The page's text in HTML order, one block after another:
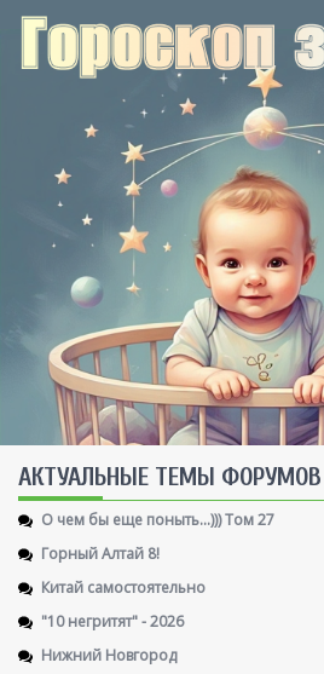
AКТУАЛЬНЫЕ ТЕМЫ ФОРУМОВ
О чем бы еще поныть...))) Том 27
Горный Алтай 8!
Китай самостоятельно
"10 негритят" - 2026
Нижний Новгород